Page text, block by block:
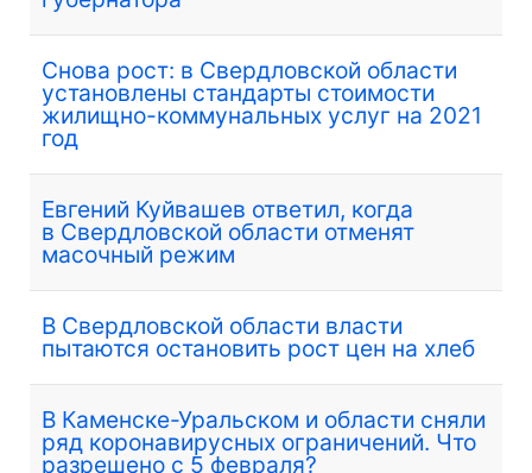
Снова рост: в Свердловской области
установлены стандарты стоимости
жилищно-коммунальных услуг на 2021
год
Евгений Куйвашев ответил, когда
в Свердловской области отменят
масочный режим
В Свердловской области власти
пытаются остановить рост цен на хлеб
В Каменске-Уральском и области сняли
ряд коронавирусных ограничений. Что
разрешено с 5 февраля?